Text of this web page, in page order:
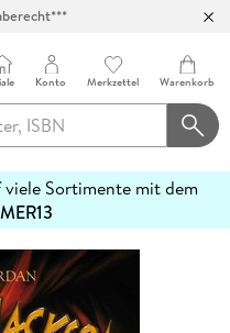
Filialen
Konto Merkzettel Warenkorb
Sortimente mit dem